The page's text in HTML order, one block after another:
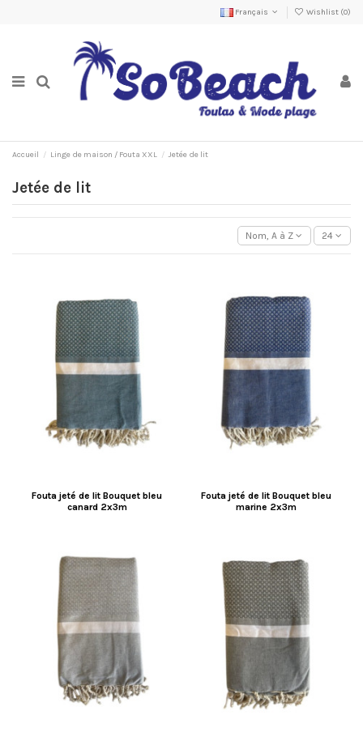
Français Wishlist (0)
Accueil Linge de maison / Fouta XXL Jetée de lit
Jetée de lit
Nom, A à Z 24
Fouta jeté de lit Bouquet bleu
canard 2x3m
Fouta jeté de lit Bouquet bleu
marine 2x3m